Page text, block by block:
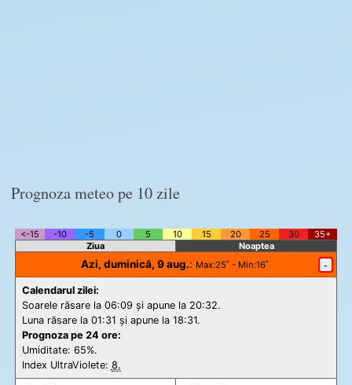
Prognoza meteo pe 10 zile
<-15 -10 -5 0 5 10 15 20 25 30
35+
Ziua
Noaptea
Azi, duminică, 9 aug.: Max:25˚ - Min:16˚ -
Calendarul zilei:
Soarele răsare la 06:09 și apune la 20:32.
Luna răsare la 01:31 și apune la 18:31.
Prognoza pe 24 ore:
Umiditate: 65%.
Index UltraViolete: 8.